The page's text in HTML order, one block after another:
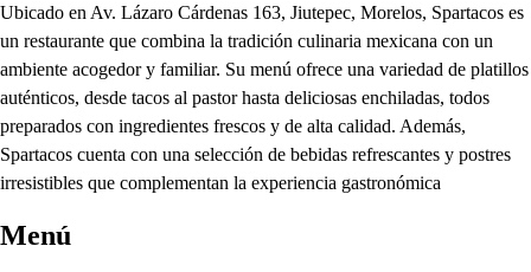
Ubicado en Av. Lázaro Cárdenas 163, Jiutepec, Morelos, Spartacos es
un restaurante que combina la tradición culinaria mexicana con un
ambiente acogedor y familiar. Su menú ofrece una variedad de platillos
auténticos, desde tacos al pastor hasta deliciosas enchiladas, todos
preparados con ingredientes frescos y de alta calidad. Además,
Spartacos cuenta con una selección de bebidas refrescantes y postres
irresistibles que complementan la experiencia gastronómica
Menú